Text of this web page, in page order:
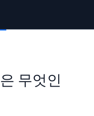
무엇인